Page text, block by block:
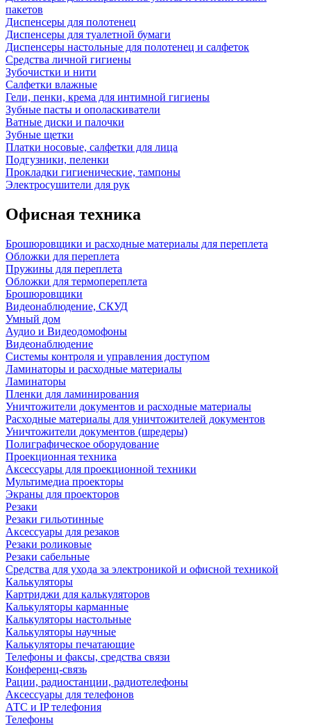
пакетов
Диспенсеры для полотенец
Диспенсеры для туалетной бумаги
Диспенсеры настольные для полотенец и салфеток
Средства личной гигиены
Зубочистки и нити
Салфетки влажные
Гели, пенки, крема для интимной гигиены
Зубные пасты и ополаскиватели
Ватные диски и палочки
Зубные щетки
Платки носовые, салфетки для лица
Подгузники, пеленки
Прокладки гигиенические, тампоны
Электросушители для рук
Офисная техника
Брошюровщики и расходные материалы для переплета
Обложки для переплета
Пружины для переплета
Обложки для термопереплета
Брошюровщики
Видеонаблюдение, СКУД
Умный дом
Аудио и Видеодомофоны
Видеонаблюдение
Системы контроля и управления доступом
Ламинаторы и расходные материалы
Ламинаторы
Пленки для ламинирования
Уничтожители документов и расходные материалы
Расходные материалы для уничтожителей документов
Уничтожители документов (шредеры)
Полиграфическое оборудование
Проекционная техника
Аксессуары для проекционной техники
Мультимедиа проекторы
Экраны для проекторов
Резаки
Резаки гильотинные
Аксессуары для резаков
Резаки роликовые
Резаки сабельные
Средства для ухода за электроникой и офисной техникой
Калькуляторы
Картриджи для калькуляторов
Калькуляторы карманные
Калькуляторы настольные
Калькуляторы научные
Калькуляторы печатающие
Телефоны и факсы, средства связи
Конференц-связь
Рации, радиостанции, радиотелефоны
Аксессуары для телефонов
АТС и IP телефония
Телефоны